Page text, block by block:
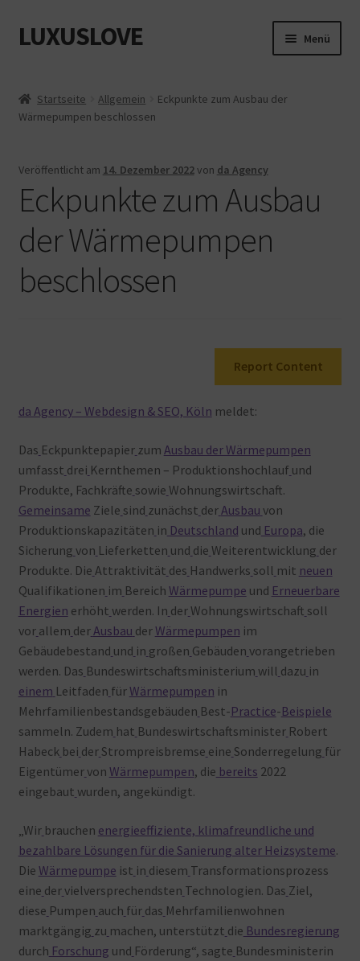
Zur
Navigation
Zum
Inhalt
LUXUSLOVE Menü
Cookie-Richtlinie (EU)
Datenschutz
Impressum
Kasse
Mein Konto
Startseite Allgemein
Eckpunkte zum Ausbau der
Wärmepumpen beschlossen
Veröffentlicht am 14. Dezember 2022von da Agency
Eckpunkte zum Ausbau
der Wärmepumpen
beschlossen
Report Content
da Agency – Webdesign & SEO, Köln meldet:
Das Eckpunktepapier zum Ausbau der Wärmepumpen
umfasst drei Kernthemen – Produktionshochlauf und
Produkte, Fachkräfte sowie Wohnungswirtschaft.
Gemeinsame Ziele sind zunächst derAusbau von
Produktionskapazitäten in Deutschland und Europa, die
Sicherung von Lieferketten und die Weiterentwicklung der
Produkte. Die Attraktivität des Handwerks soll mit neuen
Qualifikationen im Bereich Wärmepumpe und Erneuerbare
Energien erhöht werden. In der Wohnungswirtschaft soll
vor allem derAusbau derWärmepumpen im
Gebäudebestand und in großen Gebäuden vorangetrieben
werden. Das Bundeswirtschaftsministerium will dazu in
einem Leitfaden fürWärmepumpen in
Mehrfamilienbestandsgebäuden Best-Practice-Beispiele
sammeln. Zudem hat Bundeswirtschaftsminister Robert
Habeck bei der Strompreisbremse eine Sonderregelung für
Eigentümervon Wärmepumpen, die bereits 2022
eingebaut wurden, angekündigt.
„Wir brauchen energieeffiziente, klimafreundliche und
bezahlbare Lösungen für die Sanierung alter Heizsysteme.
Die Wärmepumpe ist in diesem Transformationsprozess
eine dervielversprechendsten Technologien. Das Ziel,
diese Pumpen auch für das Mehrfamilienwohnen
marktgängig zu machen, unterstützt die Bundesregierung
durch Forschung und Förderung“, sagte Bundesministerin